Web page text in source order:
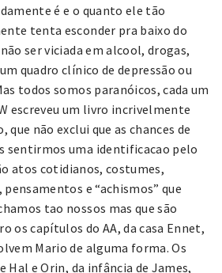
é e o quanto ele tão
tenta esconder pra baixo do
ser viciada em alcool, drogas,
quadro clínico de depressão ou
todos somos paranóicos, cada um
escreveu um livro incrivelmente
não exclui que as chances de
sentirmos uma identificacao pelo
atos cotidianos, costumes,
pensamentos e “achismos” que
tao nossos mas que são
os capítulos do AA, da casa Ennet,
Mario de alguma forma. Os
Hal e Orin, da infância de James,